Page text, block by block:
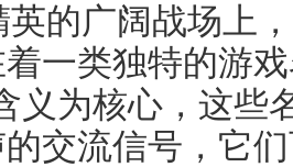
英的广阔战场上
一类独特的游
义为核心，这些
交流信号，它